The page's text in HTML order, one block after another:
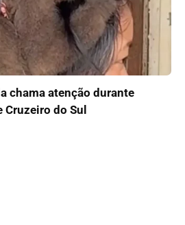
chama atenção durante
do Sul